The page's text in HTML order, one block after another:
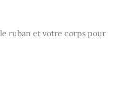
ruban et votre corps pour